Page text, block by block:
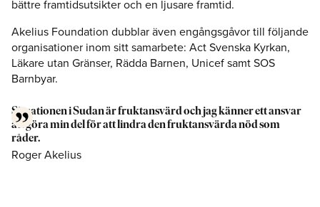
bättre framtidsutsikter och en ljusare framtid.
Akelius Foundation dubblar även engångsgåvor till följande
organisationer inom sitt samarbete: Act Svenska Kyrkan,
Läkare utan Gränser, Rädda Barnen, Unicef samt SOS
Barnbyar.
Situationen i Sudan är fruktansvärd och jag känner ett ansvar
att göra min del för att lindra den fruktansvärda nöd som
råder.
Roger Akelius